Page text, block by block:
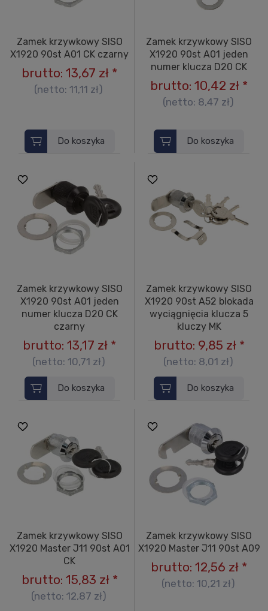
Zamek krzywkowy SISO
X1920 90st A01 CK czarny
brutto: 13,67 zł *
(netto: 11,11 zł)
Do koszyka
Zamek krzywkowy SISO
X1920 90st A01 jeden
numer klucza D20 CK
brutto: 10,42 zł *
(netto: 8,47 zł)
Do koszyka
Zamek krzywkowy SISO
X1920 90st A01 jeden
numer klucza D20 CK
czarny
brutto: 13,17 zł *
(netto: 10,71 zł)
Do koszyka
Zamek krzywkowy SISO
X1920 90st A52 blokada
wyciągnięcia klucza 5
kluczy MK
brutto: 9,85 zł*
(netto: 8,01 zł)
Do koszyka
Zamek krzywkowy SISO
X1920 Master J11 90st A01
CK
brutto: 15,83 zł*
(netto: 12,87 zł)
Zamek krzywkowy SISO
X1920 Master J11 90st A09
brutto: 12,56 zł *
(netto: 10,21 zł)